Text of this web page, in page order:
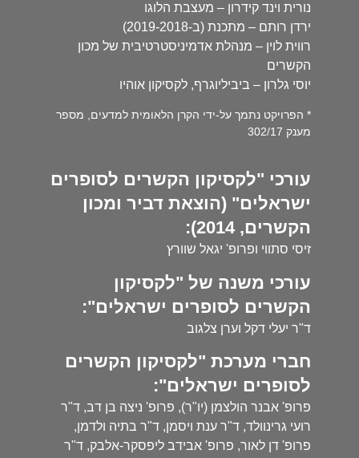
נורית וינד קידרון – מעצבת הלוגו
ירדן רותם – מתכנת (ב-2019-2018)
רווית לוין – מנהלת אדמיניסטרטיבית של מכון
הקשרים
יוסי גלרון – ביביליוגרף, לקסיקון אוהיו
* הפרויקט נתמך על-ידי הקרן הלאומית למדעים, מספר
מענק 302/17
עורכי "לקסיקון הקשרים לסופרים
ישראלים" (הוצאת דביר ומכון
הקשרים, 2014):
זיסי סתווי ופרופ' יגאל שוורץ
עורכי משנה של "לקסיקון
הקשרים לסופרים ישראלים":
ד"ר יעלי דקל וערן צלגוב
חברי מערכת "לקסיקון הקשרים
לסופרים ישראלים":
פרופ' אבנר הולצמן (יו"ר), פרופ' ניצה בן דב, ד"ר
רועי גרינוולד, ד"ר ענת ויסמן, ד"ר בתיה ולדמן,
פרופ' דן לאור, פרופ' אבידב ליפסקר-אלבק, ד"ר